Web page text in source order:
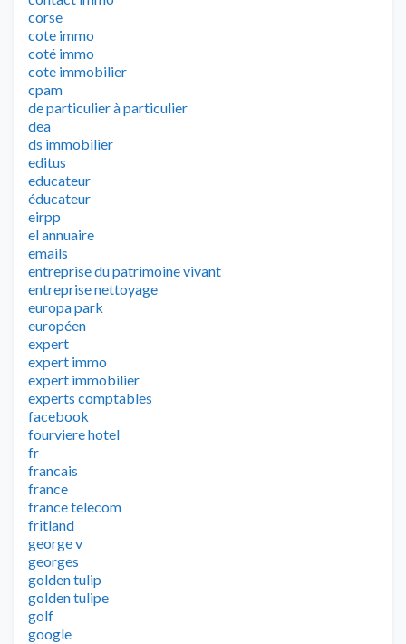
corse
cote immo
coté immo
cote immobilier
cpam
de particulier à particulier
dea
ds immobilier
editus
educateur
éducateur
eirpp
el annuaire
emails
entreprise du patrimoine vivant
entreprise nettoyage
europa park
européen
expert
expert immo
expert immobilier
experts comptables
facebook
fourviere hotel
fr
francais
france
france telecom
fritland
george v
georges
golden tulip
golden tulipe
golf
google